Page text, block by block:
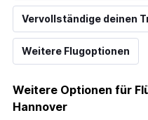
Vervollständige deinen
Weitere Flugoptionen
Weitere Optionen für
Hannover